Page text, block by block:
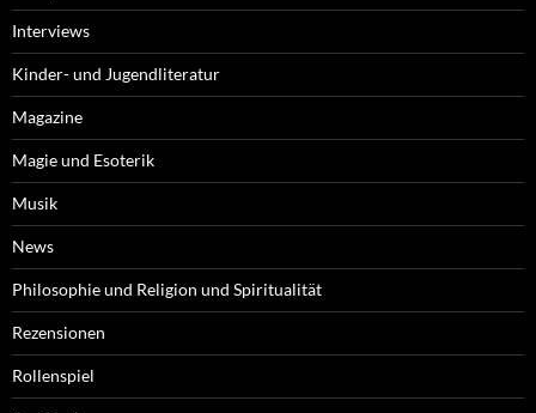
Interviews
Kinder- und Jugendliteratur
Magazine
Magie und Esoterik
Musik
News
Philosophie und Religion und Spiritualität
Rezensionen
Rollenspiel